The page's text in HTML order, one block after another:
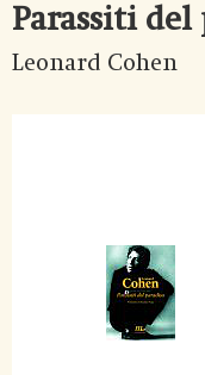
Parassiti del
Leonard Cohen